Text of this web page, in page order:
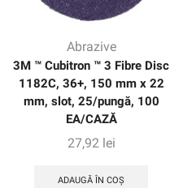
Abrazive
3M ™ Cubitron ™ 3 Fibre Disc
1182C, 36+, 150 mm x 22
mm, slot, 25/pungă, 100
EA/CAZĂ
27,92 lei
ADAUGĂ ÎN COȘ